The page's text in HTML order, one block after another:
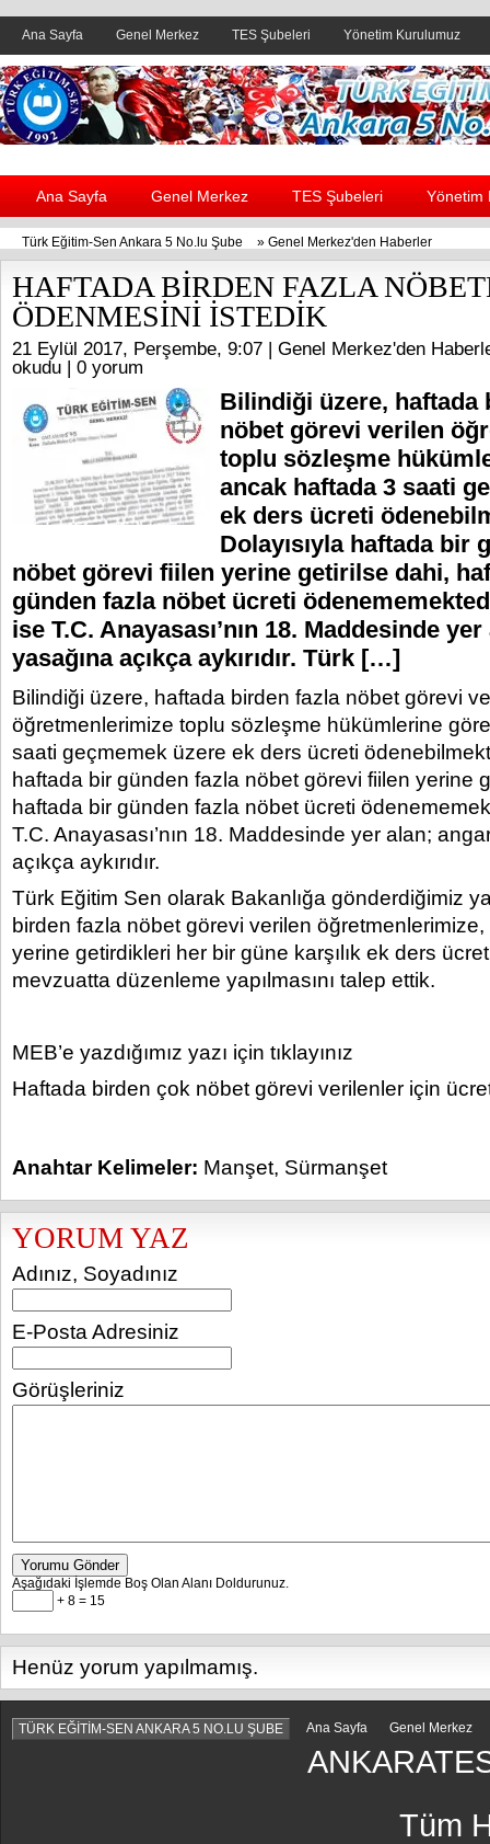
Ana Sayfa Genel Merkez TES Şubeleri Yönetim Kurulumuz
Header yanı reklam alanı
Ana Sayfa Genel Merkez TES Şubeleri Yönetim
Türk Eğitim-Sen Ankara 5 No.lu Şube » Genel Merkez'den Haberler
HAFTADA BİRDEN FAZLA
ÖDENMESİNİ İSTEDİK
21 Eylül 2017, Perşembe, 9:07 | Genel Merkez'den
okudu | 0 yorum
Bilindiği üzere, haftada
nöbet görevi verilen
toplu sözleşme
ancak haftada 3 saati
ek ders ücreti
Dolayısıyla haftada bir
nöbet görevi fiilen yerine getirilse dahi,
günden fazla nöbet ücreti
ise T.C. Anayasası’nın 18. Maddesinde
yasağına açıkça aykırıdır. Türk […]
Bilindiği üzere, haftada birden fazla nöbet görevi
öğretmenlerimize toplu sözleşme hükümlerine
saati geçmemek üzere ek ders ücreti
haftada bir günden fazla nöbet görevi fiilen yerine
haftada bir günden fazla nöbet ücreti
T.C. Anayasası’nın 18. Maddesinde yer alan;
açıkça aykırıdır.
Türk Eğitim Sen olarak Bakanlığa gönderdiğimiz
birden fazla nöbet görevi verilen
yerine getirdikleri her bir güne karşılık ek ders
mevzuatta düzenleme yapılmasını talep ettik.
MEB’e yazdığımız yazı için tıklayınız
Haftada birden çok nöbet görevi verilenler için
Anahtar Kelimeler: Manşet, Sürmanşet
YORUM YAZ
Adınız, Soyadınız
E-Posta Adresiniz
Görüşleriniz
Yorumu Gönder
Aşağıdaki İşlemde Boş Olan Alanı Doldurunuz.
+ 8 = 15
Henüz yorum yapılmamış.
TÜRK EĞİTİM-SEN ANKARA 5 NO.LU ŞUBE Ana Sayfa Genel Merkez
Tüm